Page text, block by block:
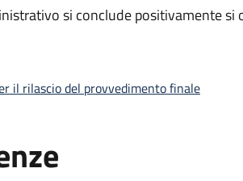
si conclude positivamente si
il rilascio del provvedimento finale